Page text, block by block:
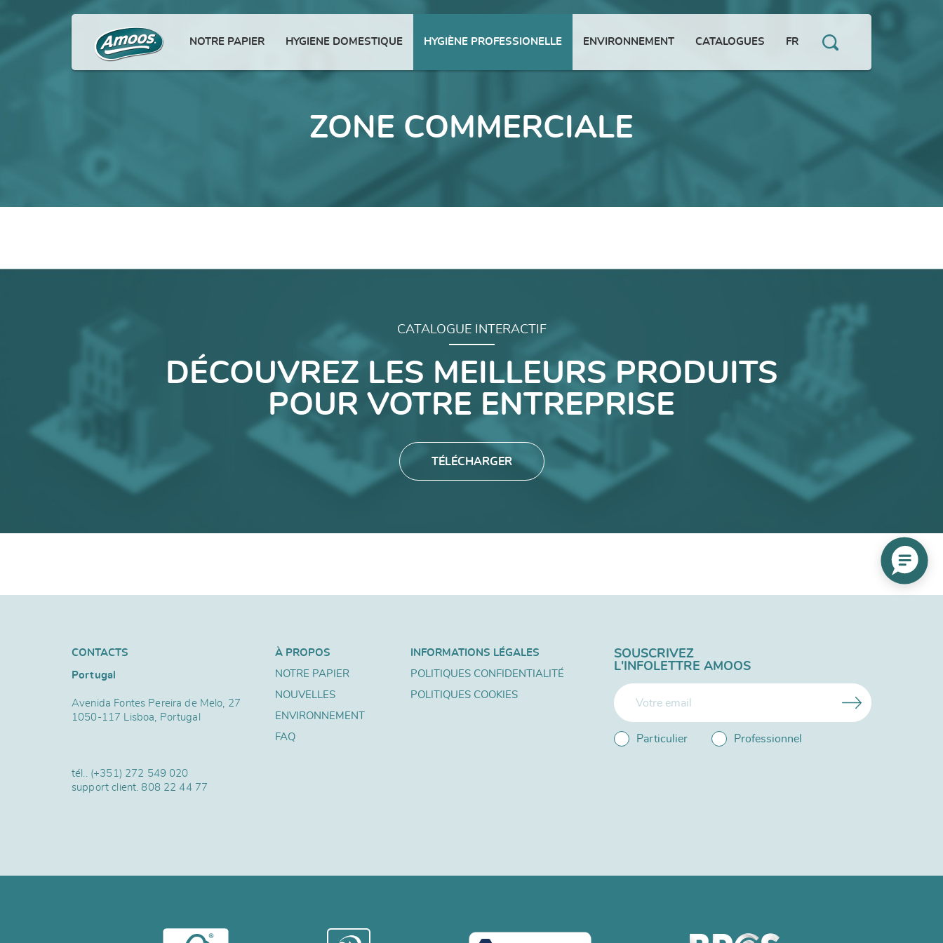
NOTRE PAPIER HYGIENE DOMESTIQUE HYGIÈNE PROFESSIONELLE ENVIRONNEMENT CATALOGUES FR
ZONE COMMERCIALE
CATALOGUE INTERACTIF
DÉCOUVREZ LES MEILLEURS PRODUITS
POUR VOTRE ENTREPRISE
TÉLÉCHARGER
CONTACTS
Portugal
Avenida Fontes Pereira de Melo, 27
1050-117 Lisboa, Portugal
tél.. (+351) 272 549 020
support client.808 22 44 77
À PROPOS
NOTRE PAPIER
NOUVELLES
ENVIRONNEMENT
FAQ
INFORMATIONS LÉGALES
POLITIQUES CONFIDENTIALITÉ
POLITIQUES COOKIES
SOUSCRIVEZ
L'INFOLETTRE AMOOS
Particulier Professionnel